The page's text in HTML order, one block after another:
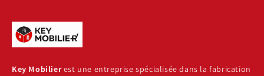
Key Mobilierest une entreprise spécialisée dans la fabrication